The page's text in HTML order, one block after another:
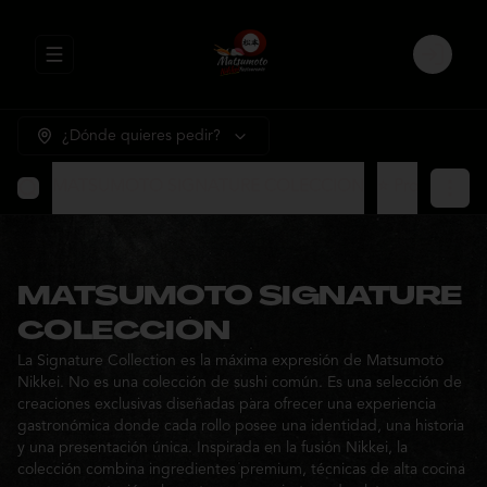
Abrir menu de navegación Login
¿Dónde quieres pedir?
MATSUMOTO SIGNATURE
COLECCION
La Signature Collection es la máxima expresión de Matsumoto
Nikkei. No es una colección de sushi común. Es una selección de
creaciones exclusivas diseñadas para ofrecer una experiencia
gastronómica donde cada rollo posee una identidad, una historia
y una presentación única. Inspirada en la fusión Nikkei, la
colección combina ingredientes premium, técnicas de alta cocina